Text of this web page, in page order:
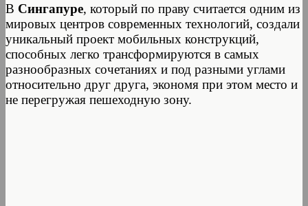
В Сингапуре, который по праву считается одним из
мировых центров современных технологий, создали
уникальный проект мобильных конструкций,
способных легко трансформируются в самых
разнообразных сочетаниях и под разными углами
относительно друг друга, экономя при этом место и
не перегружая пешеходную зону.